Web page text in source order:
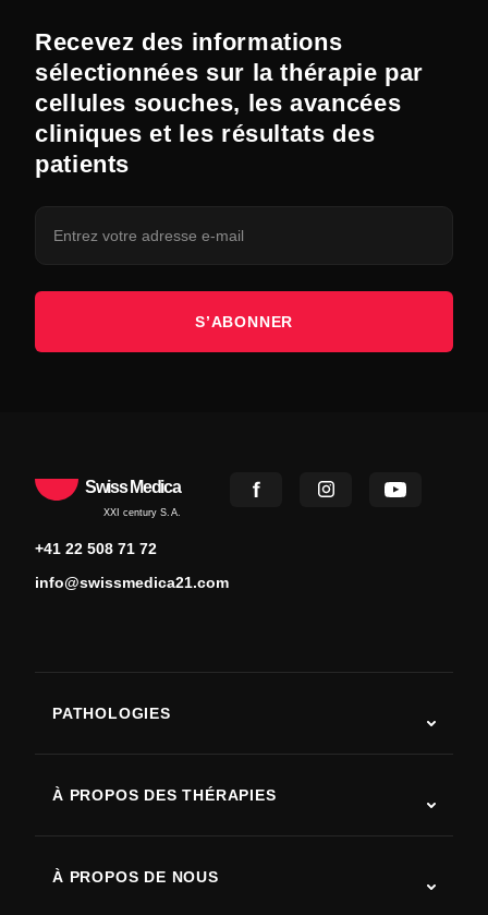
Recevez des informations
sélectionnées sur la thérapie par
cellules souches, les avancées
cliniques et les résultats des
patients
S’ABONNER
Swiss Medica
XXI century S.A.
+41 22 508 71 72
info@swissmedica21.com
PATHOLOGIES
Maladie de Parkinson
À PROPOS DES THÉRAPIES
À PROPOS DE NOUS